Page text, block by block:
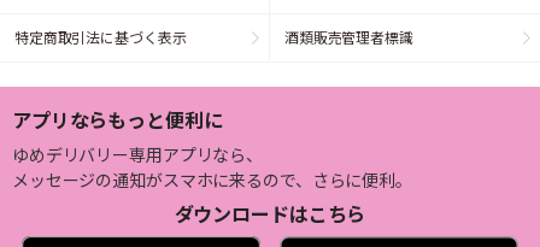
特定商取引法に基づく表示 酒類販売管理者標識
アプリならもっと便利に
ゆめデリバリー専用アプリなら、
メッセージの通知がスマホに来るので、さらに便利。
ダウンロードはこちら